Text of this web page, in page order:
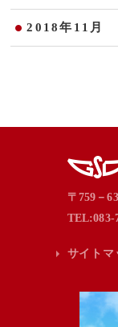
2018年11月
〒759－
TEL:083-
サイトマ